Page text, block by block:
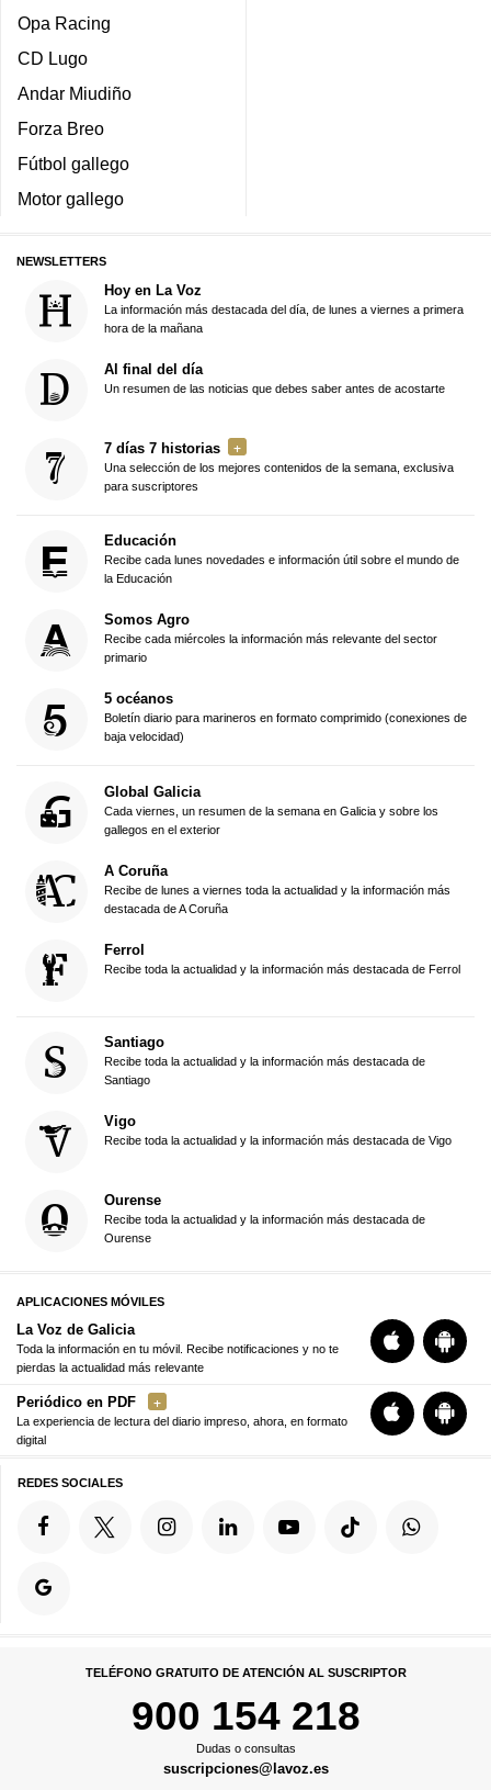
Opa Racing
CD Lugo
Andar Miudiño
Forza Breo
Fútbol gallego
Motor gallego
NEWSLETTERS
Hoy en La Voz
La información más destacada del día, de lunes a viernes a primera
hora de la mañana
Al final del día
Un resumen de las noticias que debes saber antes de acostarte
7 días 7 historias
Una selección de los mejores contenidos de la semana, exclusiva
para suscriptores
Educación
Recibe cada lunes novedades e información útil sobre el mundo de
la Educación
Somos Agro
Recibe cada miércoles la información más relevante del sector
primario
5 océanos
Boletín diario para marineros en formato comprimido (conexiones de
baja velocidad)
Global Galicia
Cada viernes, un resumen de la semana en Galicia y sobre los
gallegos en el exterior
A Coruña
Recibe de lunes a viernes toda la actualidad y la información más
destacada de A Coruña
Ferrol
Recibe toda la actualidad y la información más destacada de Ferrol
Santiago
Recibe toda la actualidad y la información más destacada de
Santiago
Vigo
Recibe toda la actualidad y la información más destacada de Vigo
Ourense
Recibe toda la actualidad y la información más destacada de
Ourense
APLICACIONES MÓVILES
La Voz de Galicia
Toda la información en tu móvil. Recibe notificaciones y no te
pierdas la actualidad más relevante
Periódico en PDF
La experiencia de lectura del diario impreso, ahora, en formato
digital
REDES SOCIALES
TELÉFONO GRATUITO DE ATENCIÓN AL SUSCRIPTOR
900 154 218
Dudas o consultas
suscripciones@lavoz.es